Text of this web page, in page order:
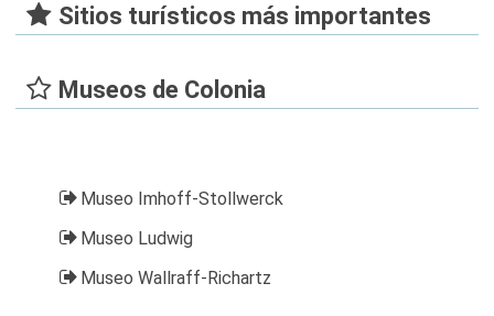
Sitios turísticos más importantes
Museos de Colonia
Museo Imhoff-Stollwerck
Museo Ludwig
Museo Wallraff-Richartz